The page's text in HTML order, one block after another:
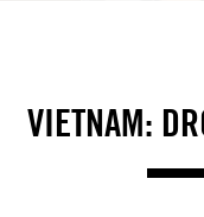
VIETNAM: